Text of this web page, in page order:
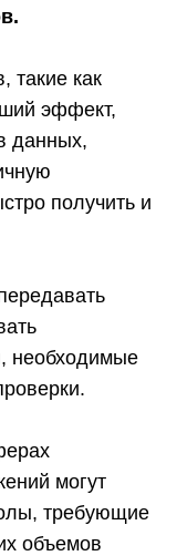
такие как
эффект,
данных,
получить и
необходимые
могут
требующие
объемов